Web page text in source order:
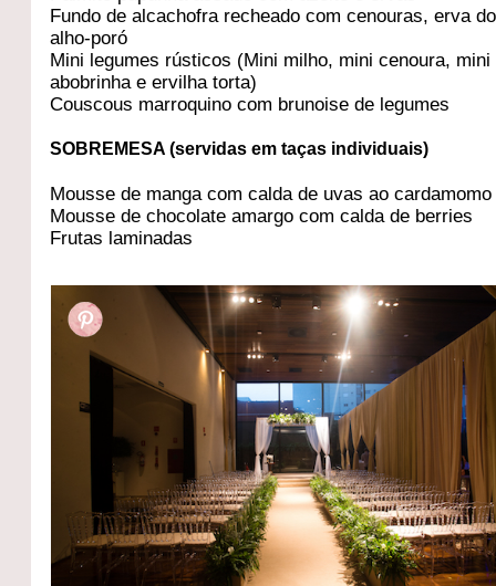
Fundo de alcachofra recheado com cenouras, erva
alho-poró
Mini legumes rústicos (Mini milho, mini cenoura, mini
abobrinha e ervilha torta)
Couscous marroquino com brunoise de legumes
SOBREMESA (servidas em taças individuais)
Mousse de manga com calda de uvas ao cardamomo
Mousse de chocolate amargo com calda de berries
Frutas laminadas